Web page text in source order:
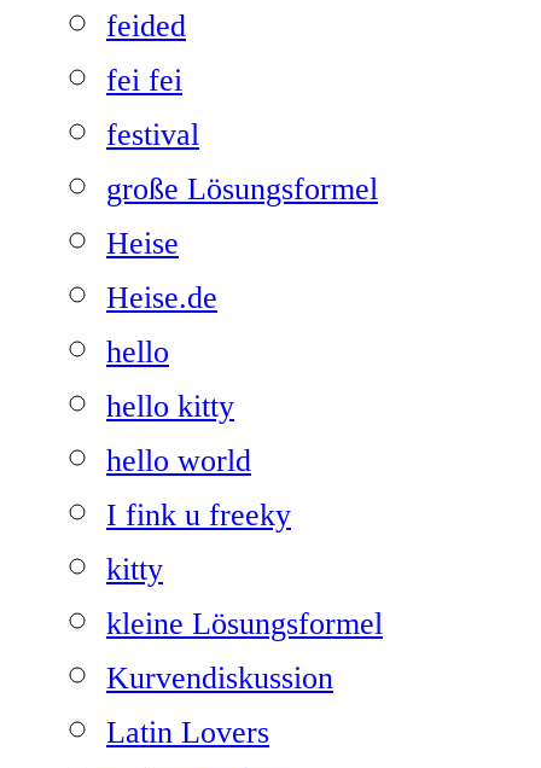
feided
fei fei
festival
große Lösungsformel
Heise
Heise.de
hello
hello kitty
hello world
I fink u freeky
kitty
kleine Lösungsformel
Kurvendiskussion
Latin Lovers